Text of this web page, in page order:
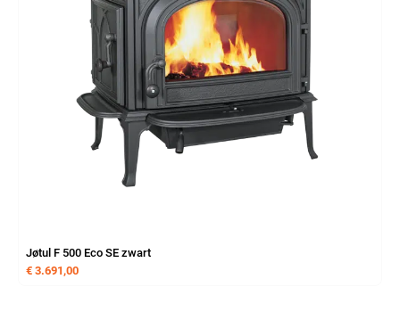
Jøtul F 500 Eco SE zwart
€ 3.691,00